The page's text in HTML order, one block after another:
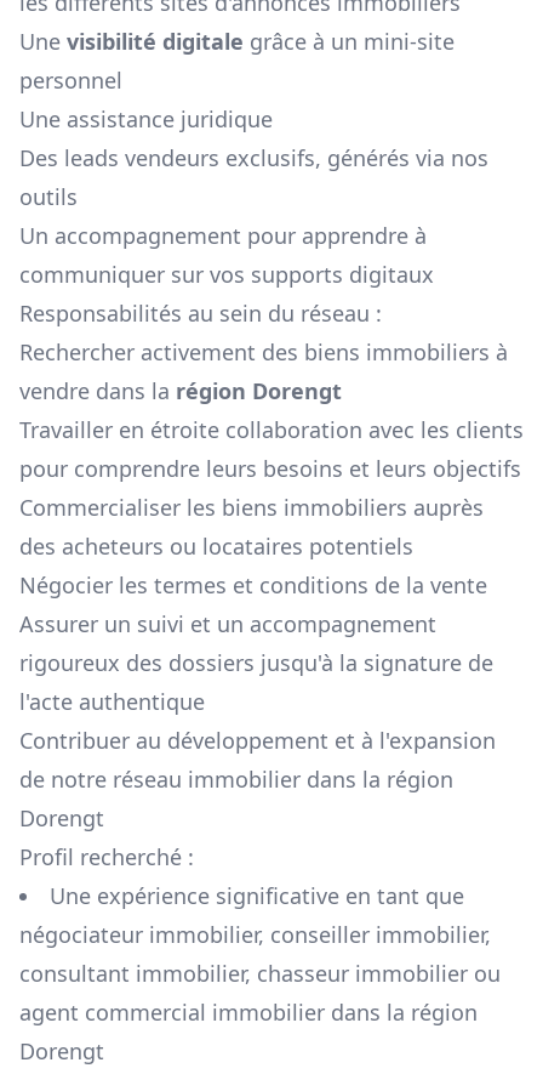
Une visibilité digitale grâce à un mini-site
personnel
Une assistance juridique
Des leads vendeurs exclusifs, générés via nos
outils
Un accompagnement pour apprendre à
communiquer sur vos supports digitaux
Responsabilités au sein du réseau :
Rechercher activement des biens immobiliers à
vendre dans la région Dorengt
Travailler en étroite collaboration avec les clients
pour comprendre leurs besoins et leurs objectifs
Commercialiser les biens immobiliers auprès
des acheteurs ou locataires potentiels
Négocier les termes et conditions de la vente
Assurer un suivi et un accompagnement
rigoureux des dossiers jusqu'à la signature de
l'acte authentique
Contribuer au développement et à l'expansion
de notre réseau immobilier dans la région
Dorengt
Profil recherché :
Une expérience significative en tant que
négociateur immobilier, conseiller immobilier,
consultant immobilier, chasseur immobilier ou
agent commercial immobilier dans la région
Dorengt